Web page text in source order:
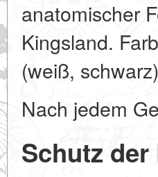
anatomischer
Kingsland.
(weiß,
Nach jedem
Schutz